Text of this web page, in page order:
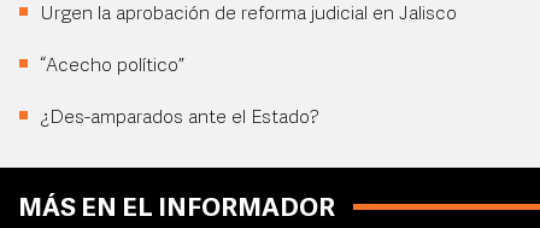
Urgen la aprobación de reforma judicial en Jalisco
“Acecho político”
¿Des-amparados ante el Estado?
MÁS EN EL INFORMADOR